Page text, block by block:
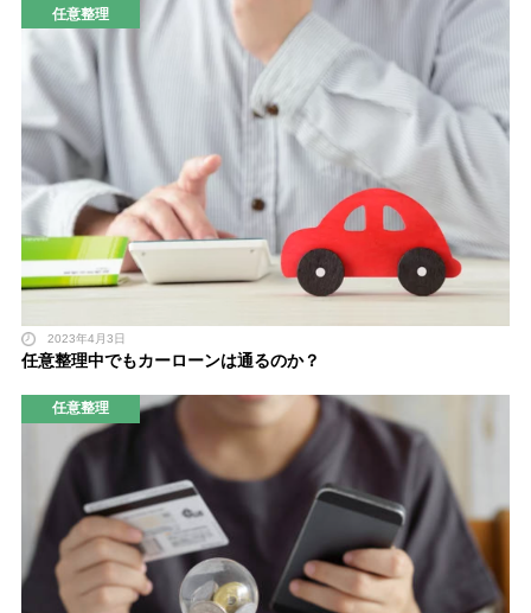
任意整理
2023年4月3日
任意整理中でもカーローンは通るのか？
任意整理